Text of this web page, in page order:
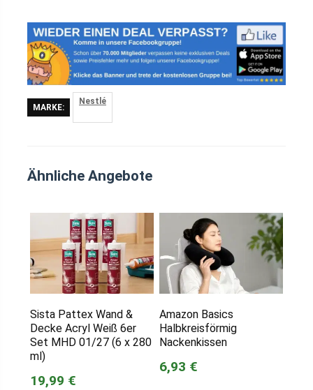
MARKE:
Nestlé
Ähnliche Angebote
Sista Pattex Wand &
Decke Acryl Weiß 6er
Set MHD 01/27 (6 x 280
ml)
19,99 €
Amazon Basics
Halbkreisförmig
Nackenkissen
6,93 €